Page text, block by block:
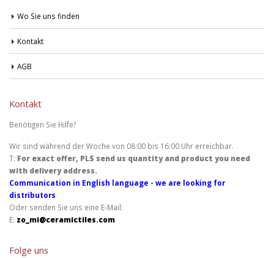
Wo Sie uns finden
Kontakt
AGB
Kontakt
Benötigen Sie Hilfe?
Wir sind während der Woche von 08:00 bis 16:00 Uhr erreichbar.
T: For exact offer, PLS send us quantity and product you need
with delivery address.
Communication in English language - we are looking for
distributors
Oder senden Sie uns eine E-Mail:
E: zo_mi@ceramictiles.com
Folge uns